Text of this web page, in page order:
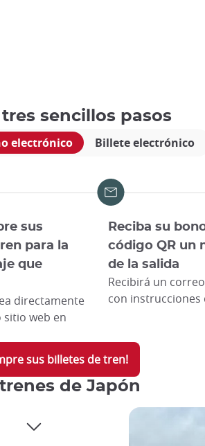
sencillos pasos
electrónico Billete electrónico
sus
para la
que
directamente
web en
Reciba su
código QR un
de la salida
Recibirá un
con instrucciones
sus billetes de tren!
de Japón